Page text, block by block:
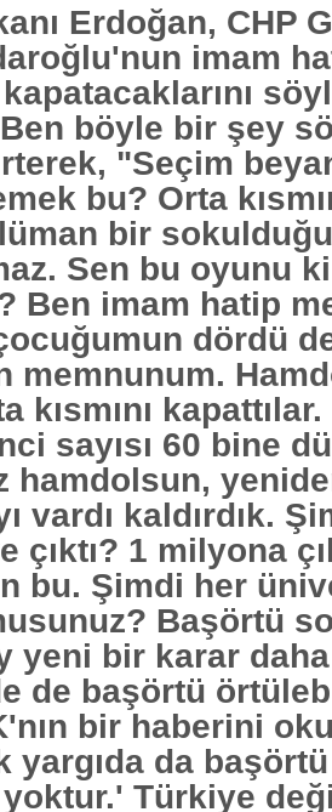
Erdoğan, CHP
imam
kapatacaklarını
böyle bir şey
"Seçim
bu? Orta
bir
Sen bu oyunu
Ben imam hatip
dördü
memnunum.
kısmını
sayısı 60 bine
hamdolsun,
vardı kaldırdık.
çıktı? 1 milyona
bu. Şimdi her
Başörtü
yeni bir karar
de başörtü
bir haberini
yargıda da
Türkiye